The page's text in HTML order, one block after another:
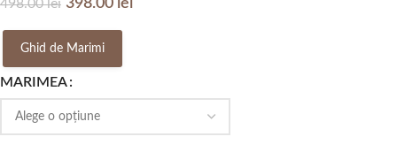
498.00lei
Ghid de Marimi
MARIMEA